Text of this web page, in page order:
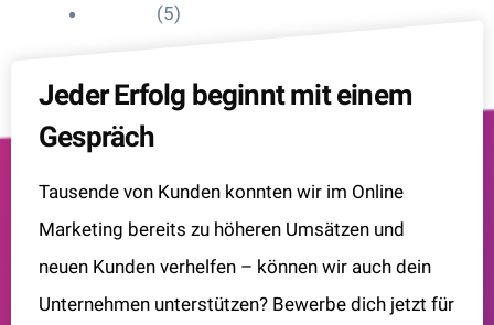
(5)
Jeder Erfolg beginnt mit einem
Gespräch
Tausende von Kunden konnten wir im Online
Marketing bereits zu höheren Umsätzen und
neuen Kunden verhelfen – können wir auch dein
Unternehmen unterstützen? Bewerbe dich jetzt für